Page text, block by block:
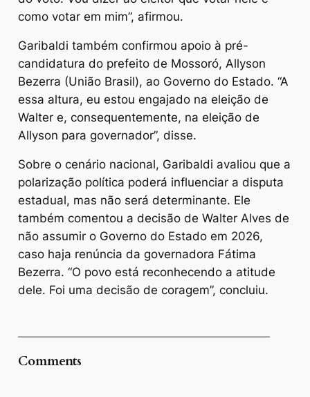
como votar em mim”, afirmou.
Garibaldi também confirmou apoio à pré-
candidatura do prefeito de Mossoró, Allyson
Bezerra (União Brasil), ao Governo do Estado. “A
essa altura, eu estou engajado na eleição de
Walter e, consequentemente, na eleição de
Allyson para governador”, disse.
Sobre o cenário nacional, Garibaldi avaliou que a
polarização política poderá influenciar a disputa
estadual, mas não será determinante. Ele
também comentou a decisão de Walter Alves de
não assumir o Governo do Estado em 2026,
caso haja renúncia da governadora Fátima
Bezerra. “O povo está reconhecendo a atitude
dele. Foi uma decisão de coragem”, concluiu.
Comments